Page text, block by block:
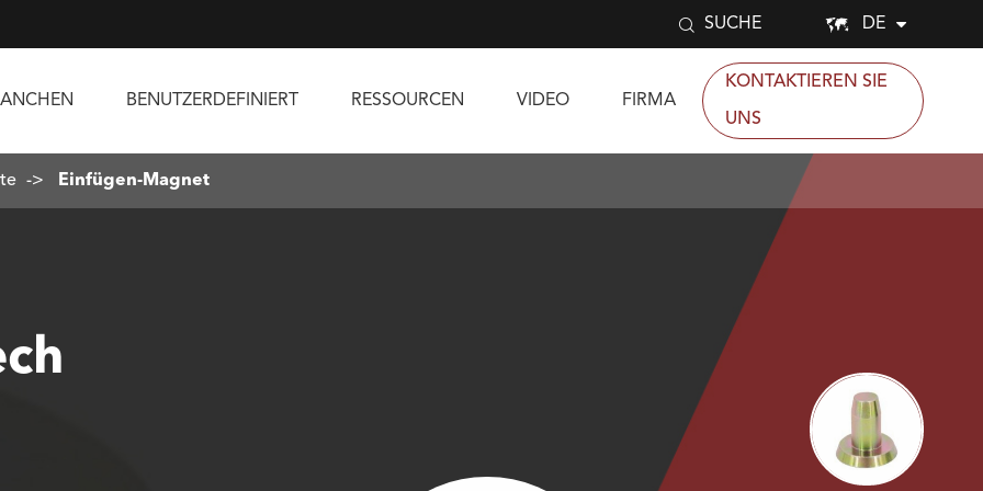
 SUCHE  DE
BENUTZERDEFINIERT RESSOURCEN VIDEO FIRMA
KONTAKTIEREN SIE
UNS
Einfügen-Magnet